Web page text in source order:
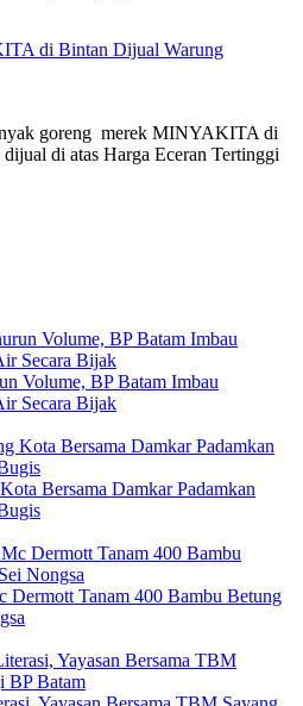
di Bintan Dijual Warung
goreng merek MINYAKITA di
di atas Harga Eceran Tertinggi
Volume, BP Batam Imbau
Secara Bijak
Bersama Damkar Padamkan
Dermott Tanam 400 Bambu Betung